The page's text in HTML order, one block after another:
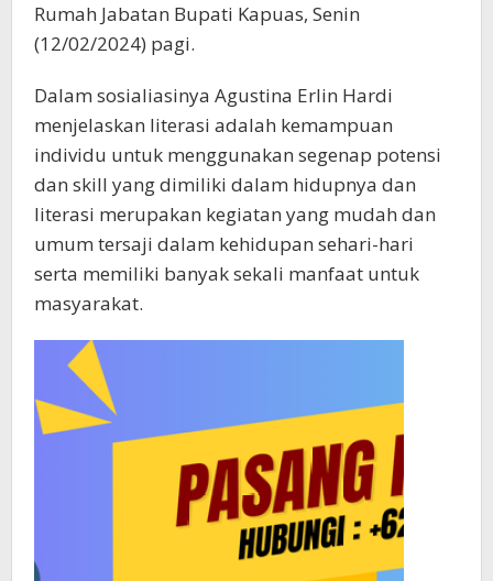
Rumah Jabatan Bupati Kapuas, Senin
(12/02/2024) pagi.
Dalam sosialiasinya Agustina Erlin Hardi
menjelaskan literasi adalah kemampuan
individu untuk menggunakan segenap potensi
dan skill yang dimiliki dalam hidupnya dan
literasi merupakan kegiatan yang mudah dan
umum tersaji dalam kehidupan sehari-hari
serta memiliki banyak sekali manfaat untuk
masyarakat.